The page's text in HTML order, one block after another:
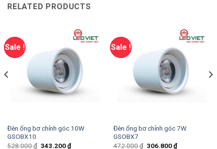
RELATED PRODUCTS
Sale !
Đèn ống bơ chỉnh góc 10W
GSOBX10
528.000₫ 343.200₫
Sale !
Đèn ống bơ chỉnh góc 7W
GSOBX7
472.000₫ 306.800₫